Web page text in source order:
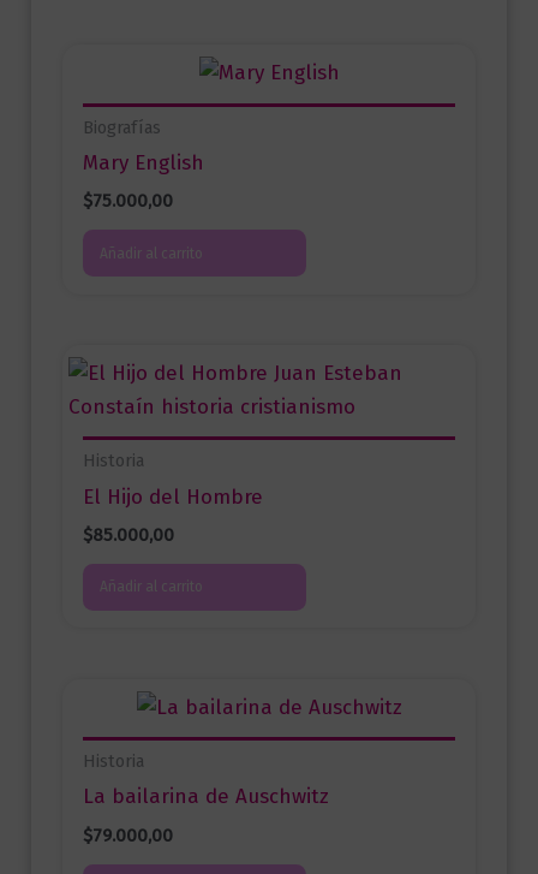
Biografías
Mary English
$75.000,00
Añadir al carrito
Historia
El Hijo del Hombre
$85.000,00
Añadir al carrito
Historia
La bailarina de Auschwitz
$79.000,00